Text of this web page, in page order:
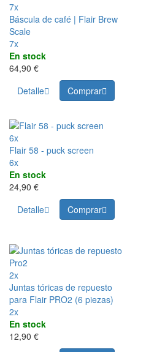
7x
Báscula de café | Flair Brew
Scale
7x
En stock
64,90 €
Detalle
Comprar
6x
Flair 58 - puck screen
6x
En stock
24,90 €
Detalle
Comprar
2x
Juntas tóricas de repuesto
para Flair PRO2 (6 piezas)
2x
En stock
12,90 €